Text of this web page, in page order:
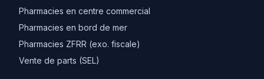
Pharmacies en centre commercial
Pharmacies en bord de mer
Pharmacies ZFRR (exo. fiscale)
Vente de parts (SEL)